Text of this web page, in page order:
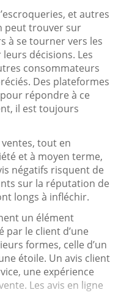
et autres
peut trouver sur
à se tourner vers les
décisions. Les
consommateurs
Des plateformes
répondre à ce
il est toujours
tout en
et à moyen terme,
négatifs risquent de
sur la réputation de
longs à infléchir.
un élément
par le client d’une
formes, celle d’un
étoile. Un avis client
une expérience
Les avis en ligne